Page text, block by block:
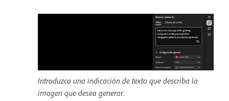
Introduzca una indicación de texto que describa la
imagen que desea generar.